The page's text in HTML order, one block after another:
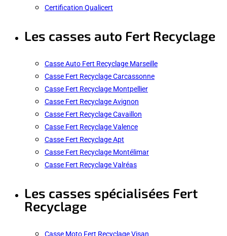
Certification Qualicert
Les casses auto Fert Recyclage
Casse Auto Fert Recyclage Marseille
Casse Fert Recyclage Carcassonne
Casse Fert Recyclage Montpellier
Casse Fert Recyclage Avignon
Casse Fert Recyclage Cavaillon
Casse Fert Recyclage Valence
Casse Fert Recyclage Apt
Casse Fert Recyclage Montélimar
Casse Fert Recyclage Valréas
Les casses spécialisées Fert
Recyclage
Casse Moto Fert Recyclage Visan